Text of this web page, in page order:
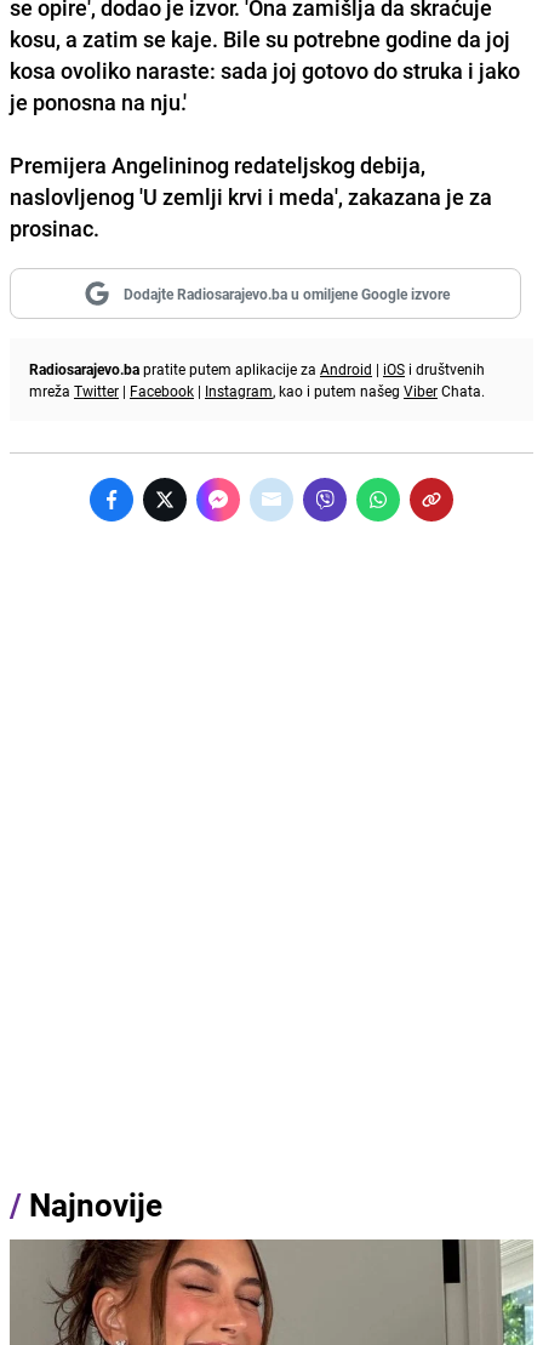
se opire', dodao je izvor. 'Ona zamišlja da skraćuje
kosu, a zatim se kaje. Bile su potrebne godine da joj
kosa ovoliko naraste: sada joj gotovo do struka i jako
je ponosna na nju.'
Premijera Angelininog redateljskog debija,
naslovljenog 'U zemlji krvi i meda', zakazana je za
prosinac.
Dodajte Radiosarajevo.ba u omiljene Google izvore
Radiosarajevo.bapratite putem aplikacije za Android | iOS i društvenih
mreža Twitter | Facebook | Instagram, kao i putem našeg ViberChata.
/ Najnovije